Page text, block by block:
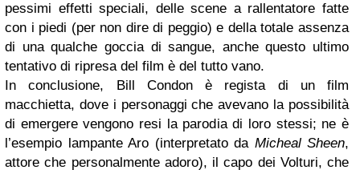
pessimi effetti speciali, delle scene a rallentatore fatte
con i piedi (per non dire di peggio) e della totale assenza
di una qualche goccia di sangue, anche questo ultimo
tentativo di ripresa del film è del tutto vano.
In conclusione, Bill Condon è regista di un film
macchietta, dove i personaggi che avevano la possibilità
di emergere vengono resi la parodia di loro stessi; ne è
l’esempio lampante Aro (interpretato da Micheal Sheen,
attore che personalmente adoro), il capo dei Volturi, che